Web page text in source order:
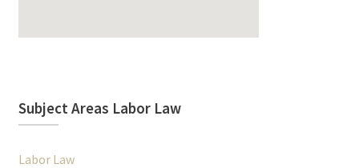
Subject Areas Labor Law
Labor Law